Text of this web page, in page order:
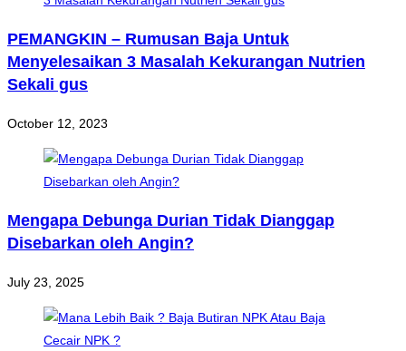
PEMANGKIN – Rumusan Baja Untuk
Menyelesaikan 3 Masalah Kekurangan Nutrien
Sekali gus
October 12, 2023
Mengapa Debunga Durian Tidak Dianggap
Disebarkan oleh Angin?
July 23, 2025